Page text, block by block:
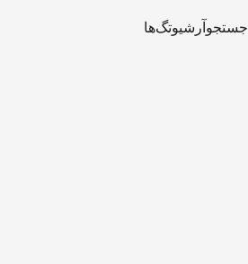
جستجوآرشیوتگ‌ها